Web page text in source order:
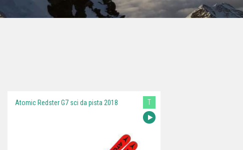
Atomic Redster G7 sci da pista 2018 T